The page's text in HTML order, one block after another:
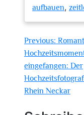
aufbauen,
Previous:
eingefangen: Der
Rhein Neckar